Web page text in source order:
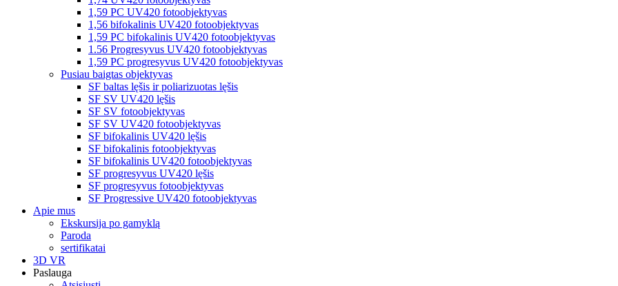
1,59 PC UV420 fotoobjektyvas
1,56 bifokalinis UV420 fotoobjektyvas
1,59 PC bifokalinis UV420 fotoobjektyvas
1.56 Progresyvus UV420 fotoobjektyvas
1,59 PC progresyvus UV420 fotoobjektyvas
Pusiau baigtas objektyvas
SF baltas lęšis ir poliarizuotas lęšis
SF SV UV420 lęšis
SF SV fotoobjektyvas
SF SV UV420 fotoobjektyvas
SF bifokalinis UV420 lęšis
SF bifokalinis fotoobjektyvas
SF bifokalinis UV420 fotoobjektyvas
SF progresyvus UV420 lęšis
SF progresyvus fotoobjektyvas
SF Progressive UV420 fotoobjektyvas
Apie mus
Ekskursija po gamyklą
Paroda
sertifikatai
3D VR
Paslauga